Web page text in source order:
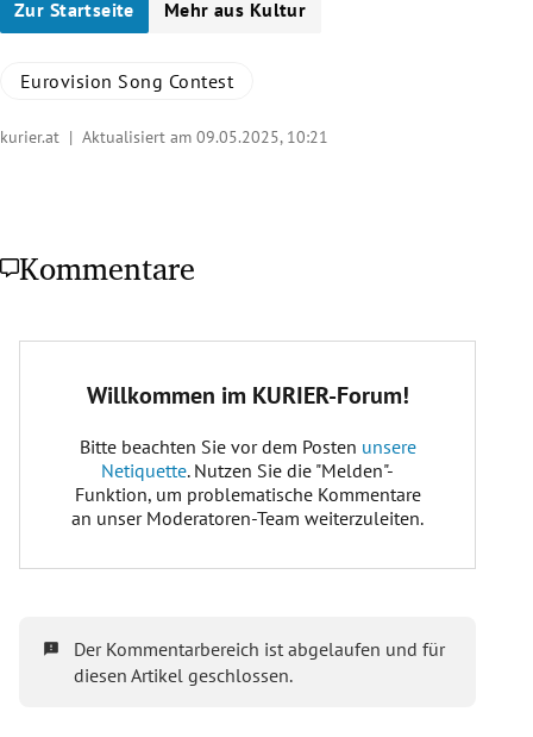
Zur Startseite Mehr aus Kultur
Eurovision Song Contest
kurier.at | Aktualisiert am 09.05.2025, 10:21
Kommentare